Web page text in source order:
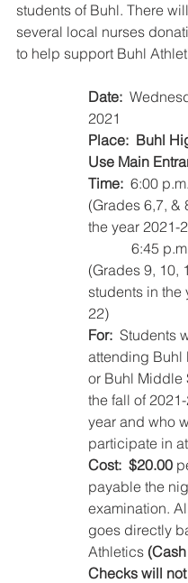
students of Buhl. There
several local nurses
to help support Buhl
Date:
2021
Place:  Buhl
Use Main
Time:
6:00
(Grades 6,7, &
the year 2021-
(Grades 9, 10,
students in the
22)
For:
Students
attending Buhl
or Buhl Middle
the fall of
year and who
participate in
Cost: $20.00
payable the
examination.
goes directly
Athletics
Checks will